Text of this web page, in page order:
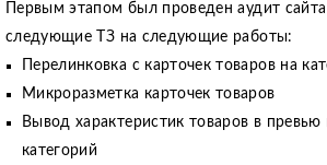
Первым этапом был проведен аудит
следующие ТЗ на следующие работы:
Перелинковка с карточек товаров на
Микроразметка карточек товаров
Вывод характеристик товаров в превью
категорий